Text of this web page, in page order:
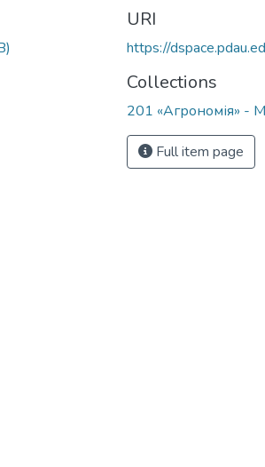
URI
https://
Collections
201 «Агрономія» -
Full item page